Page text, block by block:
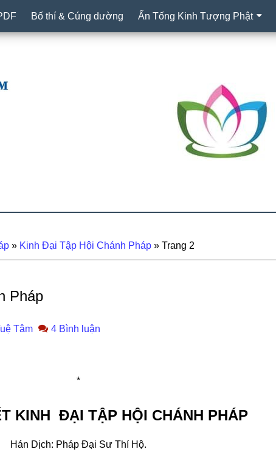
Bố thí & Cúng dường Ấn Tống Kinh Tượng Phật
» Kinh Đại Tập Hội Chánh Pháp » Trang 2
Pháp
Tâm 4 Bình luận
*
KINH ÐẠI TẬP HỘI CHÁNH PHÁP
Hán Dịch: Pháp Ðại Sư Thí Hộ.